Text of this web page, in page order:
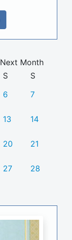
S
S
6 7
13 14
20 21
27 28